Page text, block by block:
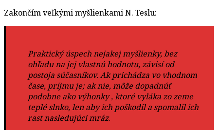
Zakončím veľkými myšlienkami N. Teslu:
Praktický úspech nejakej myšlienky, bez
ohľadu na jej vlastnú hodnotu, závisí od
postoja súčasníkov. Ak prichádza vo vhodnom
čase, príjmu je; ak nie, môže dopadnúť
podobne ako výhonky , ktoré vyláka zo zeme
teplé slnko, len aby ich poškodil a spomalil ich
rast nasledujúci mráz.